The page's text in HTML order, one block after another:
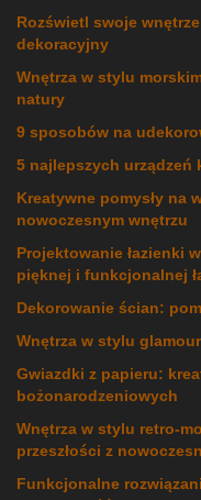
Rozświetl swoje
dekoracyjny
Wnętrza w stylu
natury
9 sposobów na
5 najlepszych urządzeń
Kreatywne pomysły na
nowoczesnym wnętrzu
Projektowanie łazienki
pięknej i funkcjonalnej
Dekorowanie ścian:
Wnętrza w stylu
Gwiazdki z papieru:
bożonarodzeniowych
Wnętrza w stylu retro-
przeszłości z
Funkcjonalne